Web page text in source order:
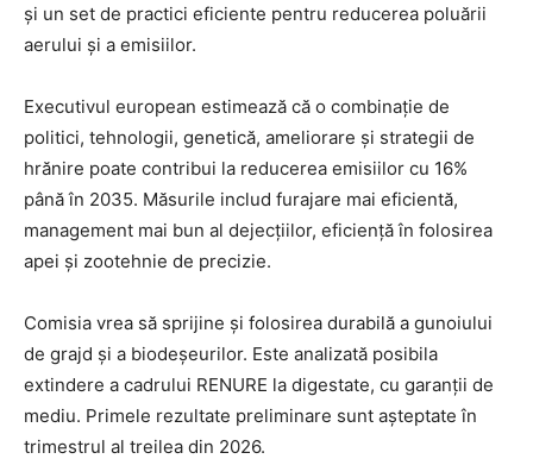
și un set de practici eficiente pentru reducerea poluării
aerului și a emisiilor.
Executivul european estimează că o combinație de
politici, tehnologii, genetică, ameliorare și strategii de
hrănire poate contribui la reducerea emisiilor cu 16%
până în 2035. Măsurile includ furajare mai eficientă,
management mai bun al dejecțiilor, eficiență în folosirea
apei și zootehnie de precizie.
Comisia vrea să sprijine și folosirea durabilă a gunoiului
de grajd și a biodeșeurilor. Este analizată posibila
extindere a cadrului RENURE la digestate, cu garanții de
mediu. Primele rezultate preliminare sunt așteptate în
trimestrul al treilea din 2026.